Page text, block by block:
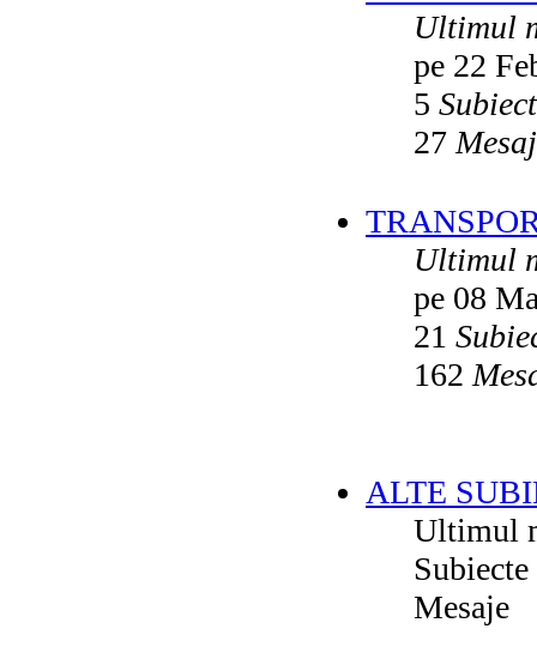
Ultimul
pe 22
5
27
Ultimul
pe 08
21
162
ALTE
Ultimul
Subiecte
Mesaje